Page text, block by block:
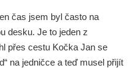
čas jsem byl často na
desku. Je to jeden z
přes cestu Kočka Jan se
na jedničce a teď musel přijít